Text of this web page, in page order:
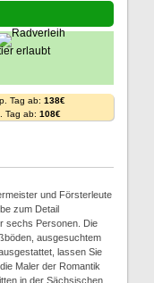
Tag ab: 138€
Tag ab: 108€
und Försterleute
zum Detail
sechs Personen. Die
ausgesuchtem
lassen Sie
Maler der Romantik
in der Sächsischen